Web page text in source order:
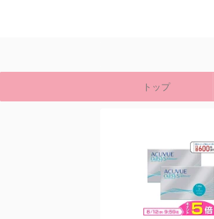
トップ